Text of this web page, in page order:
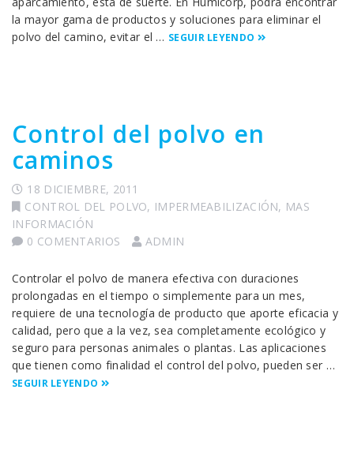
la mayor gama de productos y soluciones para eliminar el
polvo del camino, evitar el … SEGUIR LEYENDO
Control del polvo en
caminos
18 DICIEMBRE, 2011
CONTROL DEL POLVO, IMPERMEABILIZACIÓN, MAS
INFORMACIÓN
0 COMENTARIOS
ADMIN
Controlar el polvo de manera efectiva con duraciones
prolongadas en el tiempo o simplemente para un mes,
requiere de una tecnología de producto que aporte eficacia y
calidad, pero que a la vez, sea completamente ecológico y
seguro para personas animales o plantas. Las aplicaciones
que tienen como finalidad el control del polvo, pueden ser …
SEGUIR LEYENDO